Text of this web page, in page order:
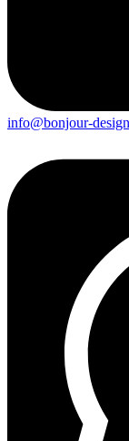
info@bonjour-